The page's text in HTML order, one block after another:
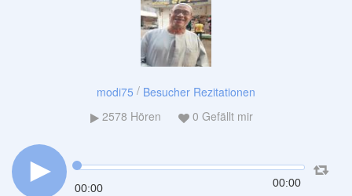
modi75 / Besucher Rezitationen
2578 Hören 0 Gefällt mir
00:00 00:00